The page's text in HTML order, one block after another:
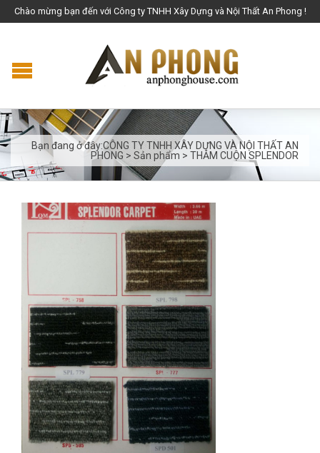
Chào mừng bạn đến với Công ty TNHH Xây Dựng và Nội Thất An Phong !
Bạn đang ở đây:CÔNG TY TNHH XÂY DỰNG VÀ NỘI THẤT AN
PHONG > Sản phẩm > THẢM CUỘN SPLENDOR